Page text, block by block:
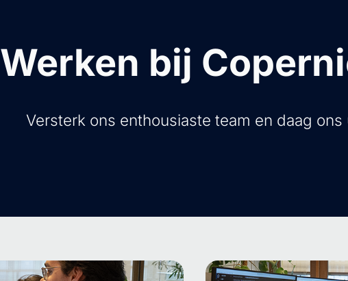
Werken bij
Versterk ons enthousiaste team en daag ons